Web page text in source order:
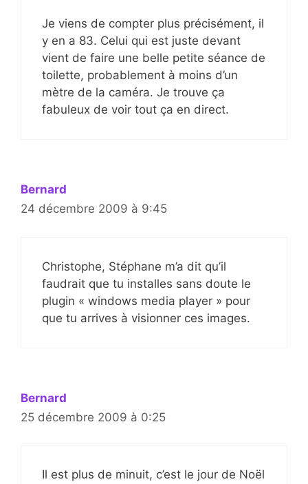
Je viens de compter plus précisément, il
y en a 83. Celui qui est juste devant
vient de faire une belle petite séance de
toilette, probablement à moins d’un
mètre de la caméra. Je trouve ça
fabuleux de voir tout ça en direct.
Bernard
24 décembre 2009 à 9:45
Christophe, Stéphane m’a dit qu’il
faudrait que tu installes sans doute le
plugin « windows media player » pour
que tu arrives à visionner ces images.
Bernard
25 décembre 2009 à 0:25
Il est plus de minuit, c’est le jour de Noël